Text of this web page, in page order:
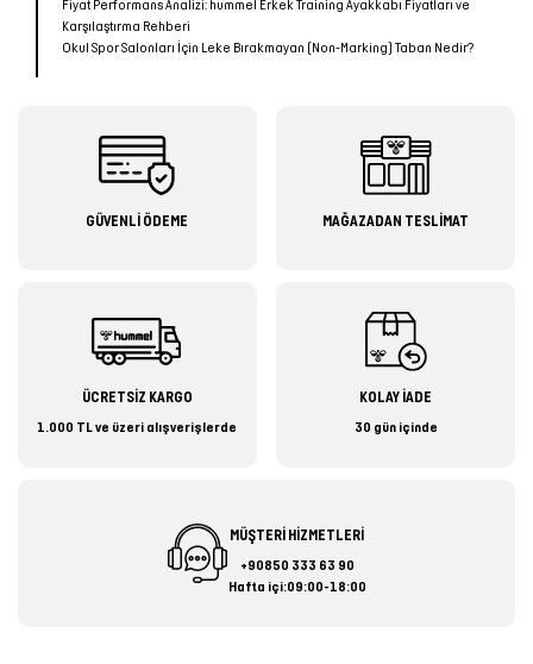
Fiyat Performans Analizi: hummel Erkek Training Ayakkabı Fiyatları ve
Karşılaştırma Rehberi
Okul Spor Salonları İçin Leke Bırakmayan (Non-Marking) Taban Nedir?
GÜVENLİ ÖDEME MAĞAZADAN TESLİMAT
ÜCRETSİZ KARGO
1.000 TL ve üzeri alışverişlerde
KOLAY İADE
30 gün içinde
MÜŞTERİ HİZMETLERİ
+90850 333 63 90
Hafta içi:09:00-18:00